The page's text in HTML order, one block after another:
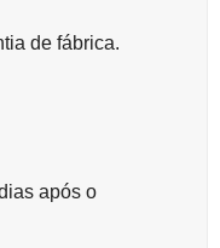
de fábrica.
após o